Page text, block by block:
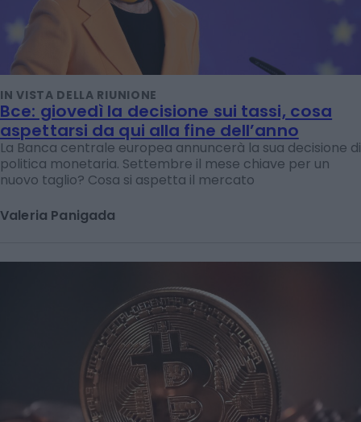
IN VISTA DELLA RIUNIONE
Bce: giovedì la decisione sui tassi, cosa
aspettarsi da qui alla fine dell’anno
La Banca centrale europea annuncerà la sua decisione di
politica monetaria. Settembre il mese chiave per un
nuovo taglio? Cosa si aspetta il mercato
Valeria Panigada